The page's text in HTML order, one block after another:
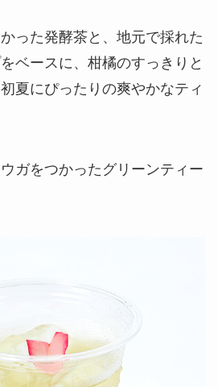
った発酵茶と、地元で採れた
ベースに、柑橘のすっきりと
夏にぴったりの爽やかなティ
ガをつかったグリーンティー